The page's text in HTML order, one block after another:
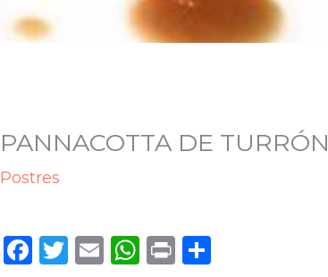
PANNACOTTA DE TURRÓN
Postres
F
T
E
W P